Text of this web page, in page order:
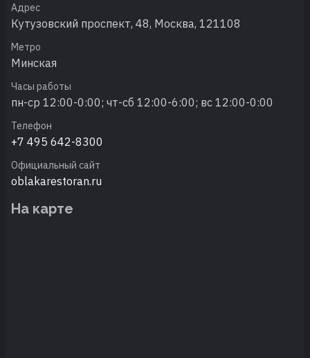
Адрес
Кутузовский проспект, 48, Москва, 121108
Метро
Минская
Часы работы
пн-ср 12:00-0:00; чт-сб 12:00-6:00; вс 12:00-0:00
Телефон
+7 495 642-8300
Официальный сайт
oblakarestoran.ru
На карте